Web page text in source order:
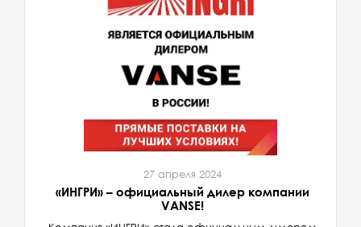
27 апреля 2024
«ИНГРИ» – официальный дилер компании
VANSE!